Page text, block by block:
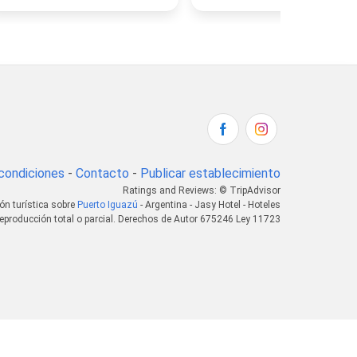
- Contacto - Publicar establecimiento
Ratings and Reviews: © TripAdvisor
turística sobre Puerto Iguazú - Argentina - Jasy Hotel - Hoteles
total o parcial. Derechos de Autor 675246 Ley 11723